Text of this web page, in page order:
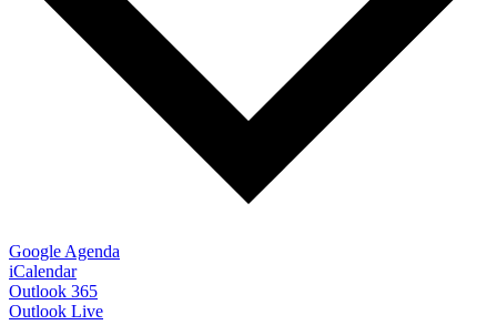
Google Agenda
iCalendar
Outlook 365
Outlook Live